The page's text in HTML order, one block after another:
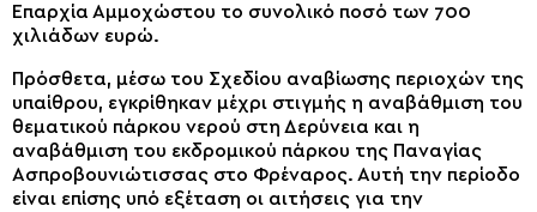
Επαρχία Αμμοχώστου το συνολικό ποσό των 700
χιλιάδων ευρώ.
Πρόσθετα, μέσω του Σχεδίου αναβίωσης περιοχών της
υπαίθρου, εγκρίθηκαν μέχρι στιγμής η αναβάθμιση του
θεματικού πάρκου νερού στη Δερύνεια και η
αναβάθμιση του εκδρομικού πάρκου της Παναγίας
Ασπροβουνιώτισσας στο Φρέναρος. Αυτή την περίοδο
είναι επίσης υπό εξέταση οι αιτήσεις για την